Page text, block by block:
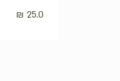
₪ 25.0